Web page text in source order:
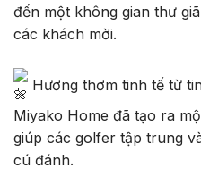
đến một không gian thư
các khách mời.
Hương thơm tinh tế từ
Miyako Home đã tạo ra
giúp các golfer tập trung
cú đánh.